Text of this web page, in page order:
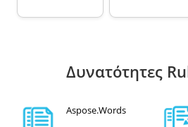
Δυνατότητες
Aspose.Words